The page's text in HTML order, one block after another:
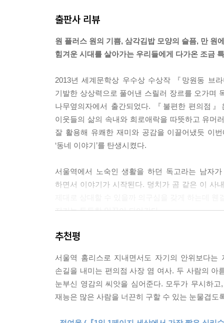
“가, 간밤에 담배 손님 많아서…… 후딱 외웠어요.
독고 씨가 마치 구구단 외우듯 담배 종류를 줄줄
“됐고요, 그걸 하루에 다 외웠다고요?”
“혹시 애연가였어요?”
“모, 몰라요.”
“몰라요? 담배 피운 기억이 없어요?”
“피웠는지 안 피웠는지…… 모른다니까요.”
“기억상실증인 거예요?”
“술 때문에…… 머리가…… 갔어요.”
“모, 몰라요.”
아오, 씨……. 시현은 대화를 자제하기로 한 아까
말없이 삼각김밥을 내려다보는 선숙의 귀에 독고
“근데 김밥만 주면…… 안 돼요. 편지…… 같이 줘요
선숙이 고개를 들어 독고 씨를 바라보았다. 독고
다.
“아들한테…… 그동안 못 들어줬다고, 이제 들어
“내가 사는 거예요. 어서…… 찍어요.”
출판사 리뷰
원 플러스 원의 기쁨, 삼각김밥 모양의 슬픔, 만 원
힘겨운 시대를 살아가는 우리들에게 다가온 조금
2013년 세계문학상 우수상 수상작 『망원동 브
기발한 상상력으로 풀어낸 스릴러 장르를 오가며
나무옆의자에서 출간되었다. 『불편한 편의점
이웃들의 삶의 속내와 희로애락을 따뜻하고 유머
잘 활용해 유쾌한 재미와 공감을 이끌어냈듯 이
‘동네 이야기’를 탄생시켰다.
서울역에서 노숙인 생활을 하던 독고라는 남자
하면서 이야기가 시작된다. 덩치가 곰 같은 이 사
지키는 든든한 일꾼이 되어간다.
현실감 넘치는 캐릭터와 그들 간의 상호작용을
본능이 발동하는 편의점 사장 염 여사를 필두로
참치김밥, 참이슬) 세트로 혼술을 하며 하루의 스
인경, 호시탐탐 편의점을 팔아치울 기회를 엿보
녹록지 않은 인생의 무게와 현실적 문제를 안고
추천평
서울역 홈리스로 지내면서도 자기의 안위보다
손길을 내미는 편의점 사장 염 여사. 두 사람의
눈부신 영감의 씨앗을 심어준다. 모두가 무시하
재능은 많은 사람을 너끈히 구할 수 있는 눈물겹도